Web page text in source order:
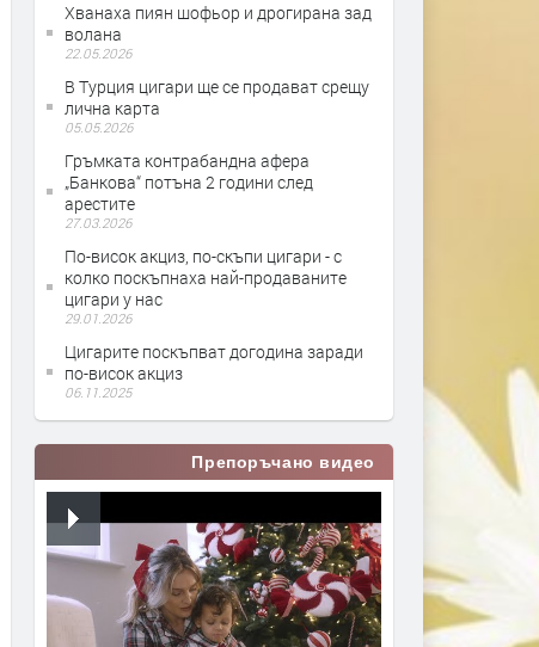
Хванаха пиян шофьор и дрогирана зад
волана
22.05.2026
В Турция цигари ще се продават срещу
лична карта
05.05.2026
Гръмката контрабандна афера
„Банкова“ потъна 2 години след
арестите
27.03.2026
По-висок акциз, по-скъпи цигари - с
колко поскъпнаха най-продаваните
цигари у нас
29.01.2026
Цигарите поскъпват догодина заради
по-висок акциз
06.11.2025
Препоръчано видео